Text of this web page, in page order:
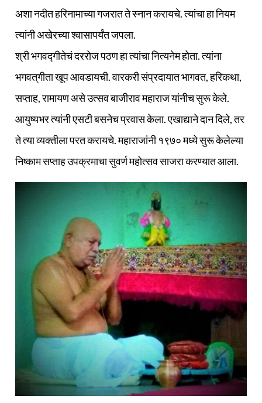
अशा नदीत हरिनामाच्या गजरात ते स्नान करायचे. त्यांचा हा नियम
त्यांनी अखेरच्या श्‍वासापर्यंत जपला.
श्री भगवद्गीतेचं दररोज पठण हा त्यांचा नित्यनेम होता. त्यांना
भगवत्‌गीता खूप आवडायची. वारकरी संप्रदायात भागवत, हरिकथा,
सप्ताह, रामायण असे उत्सव बाजीराव महाराज यांनीच सुरू केले.
आयुष्यभर त्यांनी एसटी बसनेच प्रवास केला. एखाद्याने दान दिले, तर
ते त्या व्यक्‍तीला परत करायचे. महाराजांनी १९७० मध्ये सुरू केलेल्या
निष्काम सप्ताह उपक्रमाचा सुवर्ण महोत्सव साजरा करण्यात आला.